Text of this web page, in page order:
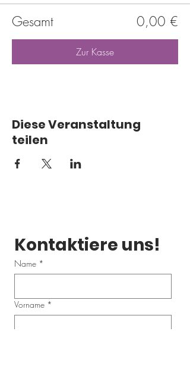
Gesamt 0,00 €
Zur Kasse
Diese Veranstaltung
teilen
Kontaktiere uns!
Name *
Vorname *